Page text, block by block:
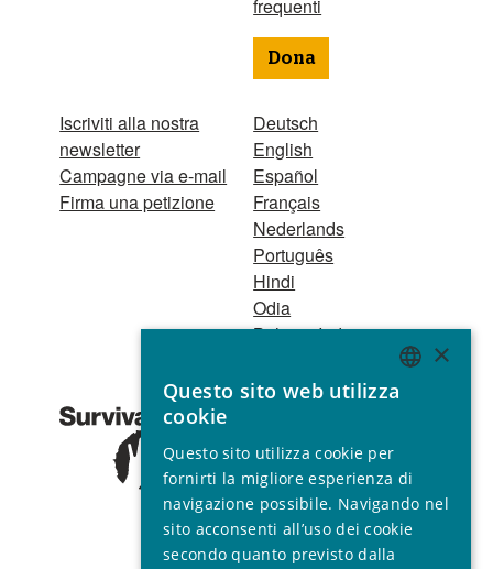
Iscriviti alla nostra
newsletter
Campagne via e-mail
Firma una petizione
frequenti
Dona
Deutsch
English
Español
Français
Nederlands
Português
Hindi
Odia
Bahasa Indonesia
Registro Persone
1521 Registered
charity no. 267444 ©
2001 - 2026
Tutti i diritti riservati.
ENGLISH
SPANISH
FRENCH
ITALIAN
×
Questo sito web utilizza
cookie
Questo sito utilizza cookie per
fornirti la migliore esperienza di
navigazione possibile. Navigando nel
sito acconsenti all’uso dei cookie
secondo quanto previsto dalla